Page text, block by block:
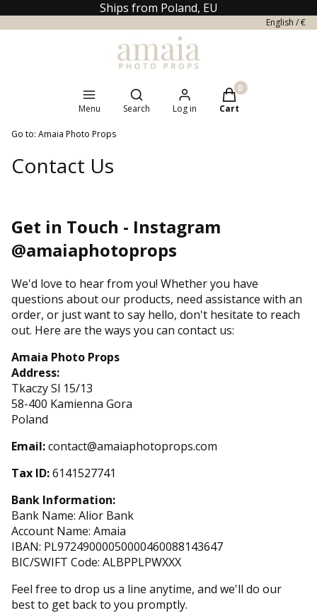
Ships from Poland, EU
English / €
Menu
Open search engine
Search Log in
Products in the
Cart
Go to: Amaia Photo Props
Contact Us
Get in Touch - Instagram
@amaiaphotoprops
We'd love to hear from you! Whether you have
questions about our products, need assistance with an
order, or just want to say hello, don't hesitate to reach
out. Here are the ways you can contact us:
Amaia Photo Props
Address:
Tkaczy Sl 15/13
58-400 Kamienna Gora
Poland
Email:contact@amaiaphotoprops.com
Tax ID:6141527741
Bank Information:
Bank Name: Alior Bank
Account Name: Amaia
IBAN: PL97249000050000460088143647
BIC/SWIFT Code: ALBPPLPWXXX
Feel free to drop us a line anytime, and we'll do our
best to get back to you promptly.